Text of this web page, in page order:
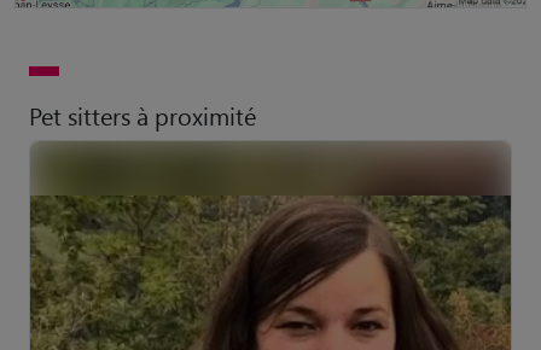
Pet sitters à proximité